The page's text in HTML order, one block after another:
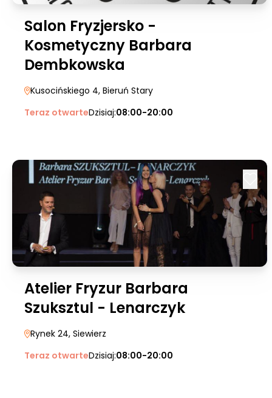
Salon Fryzjersko -
Kosmetyczny Barbara
Dembkowska
Kusocińskiego 4, Bieruń Stary
Teraz otwarteDzisiaj:08:00-20:00
Atelier Fryzur Barbara
Szuksztul - Lenarczyk
Rynek 24, Siewierz
Teraz otwarteDzisiaj:08:00-20:00